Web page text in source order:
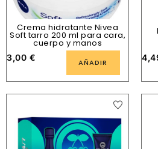
Crema hidratante Nivea
Soft tarro 200 ml para cara,
cuerpo y manos
3,00 € AÑADIR